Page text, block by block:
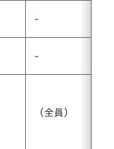
-
-
（全員）